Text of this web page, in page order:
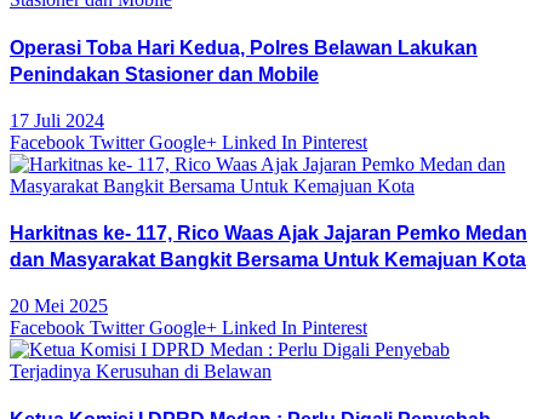
Operasi Toba Hari Kedua, Polres Belawan Lakukan
Penindakan Stasioner dan Mobile
17 Juli 2024
Facebook Twitter Google+ Linked In Pinterest
Harkitnas ke- 117, Rico Waas Ajak Jajaran Pemko Medan
dan Masyarakat Bangkit Bersama Untuk Kemajuan Kota
20 Mei 2025
Facebook Twitter Google+ Linked In Pinterest